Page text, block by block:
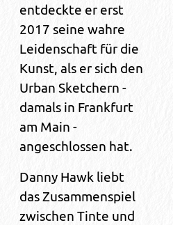
entdeckte er erst
2017 seine wahre
Leidenschaft für die
Kunst, als er sich den
Urban Sketchern -
damals in Frankfurt
am Main -
angeschlossen hat.
Danny Hawk liebt
das Zusammenspiel
zwischen Tinte und